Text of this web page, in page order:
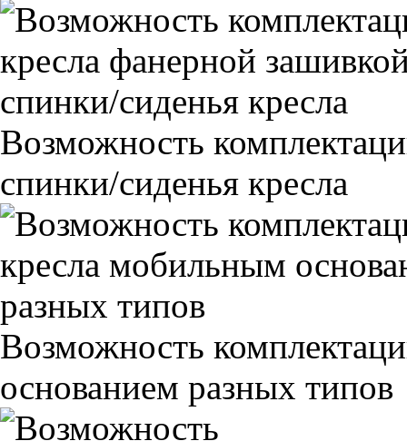
Возможность
спинки/сиденья кресла
Возможность
основанием разных типов